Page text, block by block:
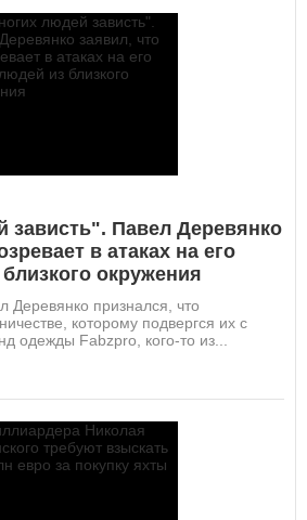
зависть". Павел Деревянко
в атаках на его
окружения
Деревянко признался, что
которому подвергся их с
одежды Fabzpro, кого-то из...